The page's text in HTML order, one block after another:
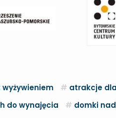
atrakcje
do wynajęcia
domki